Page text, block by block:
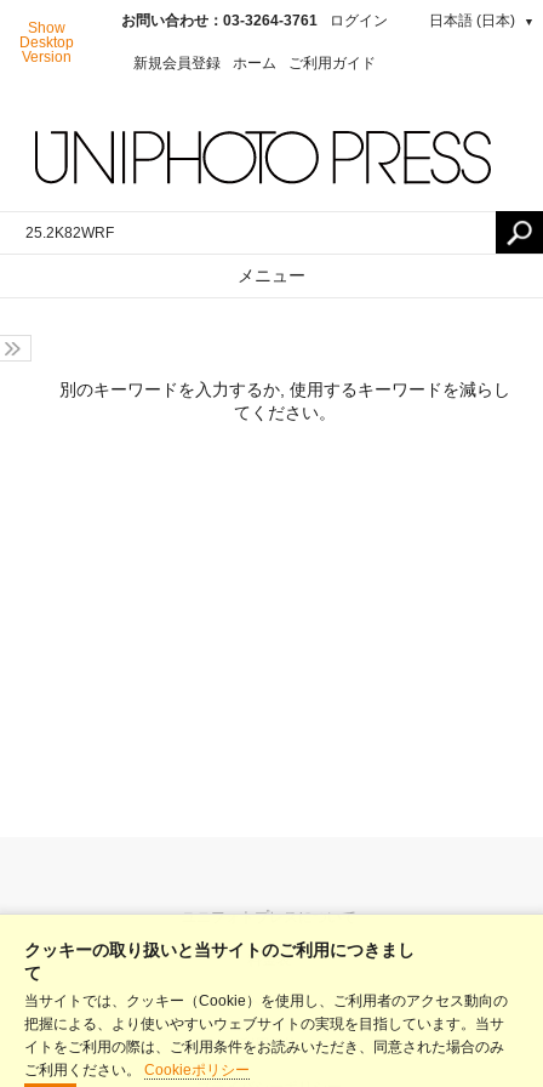
Show
Desktop
Version
お問い合わせ：03-3264-3761 ログイン
新規会員登録 ホーム ご利用ガイド
日本語 (日本) ▼
メニュー
別のキーワードを入力するか, 使用するキーワードを減らし
てください。
ユニフォトプレスについて
料金表
ヘルプ
利用規約
クッキーの取り扱いと当サイトのご利用につきまし
て
当サイトでは、クッキー（Cookie）を使用し、ご利用者のアクセス動向の
把握による、より使いやすいウェブサイトの実現を目指しています。当サ
イトをご利用の際は、ご利用条件をお読みいただき、同意された場合のみ
ご利用ください。 Cookieポリシー